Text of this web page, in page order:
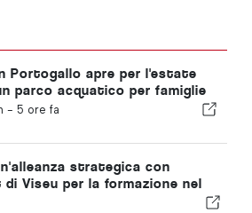
Portogallo apre per l'estate
parco acquatico per famiglie
biglietti a 2 euro
- 5 ore fa
strategica con
Viseu per la formazione nel
in Portogallo